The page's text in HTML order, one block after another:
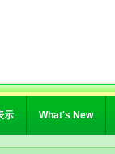
示 What's New